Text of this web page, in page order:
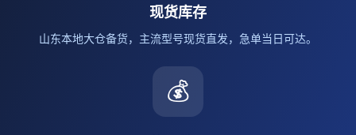
现货库存
山东本地大仓备货，主流型号现货直发，急单当日可达。
💰